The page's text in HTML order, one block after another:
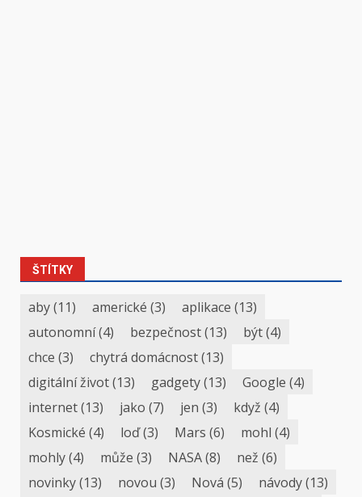
ŠTÍTKY
aby(11) americké (3) aplikace (13)
autonomní(4) bezpečnost(13) být(4)
chce (3) chytrá domácnost(13)
digitální život(13) gadgety(13) Google (4)
internet(13) jako (7) jen (3) když (4)
Kosmické (4) loď(3) Mars (6) mohl (4)
mohly(4) může (3) NASA(8) než (6)
novinky(13) novou (3) Nová (5) návody(13)